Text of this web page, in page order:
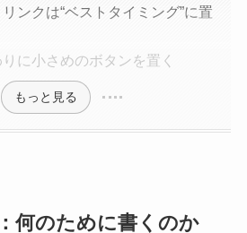
ンクは“ベストタイミング”に置
に小さめのボタンを置く
もっと見る
何のために書くのか